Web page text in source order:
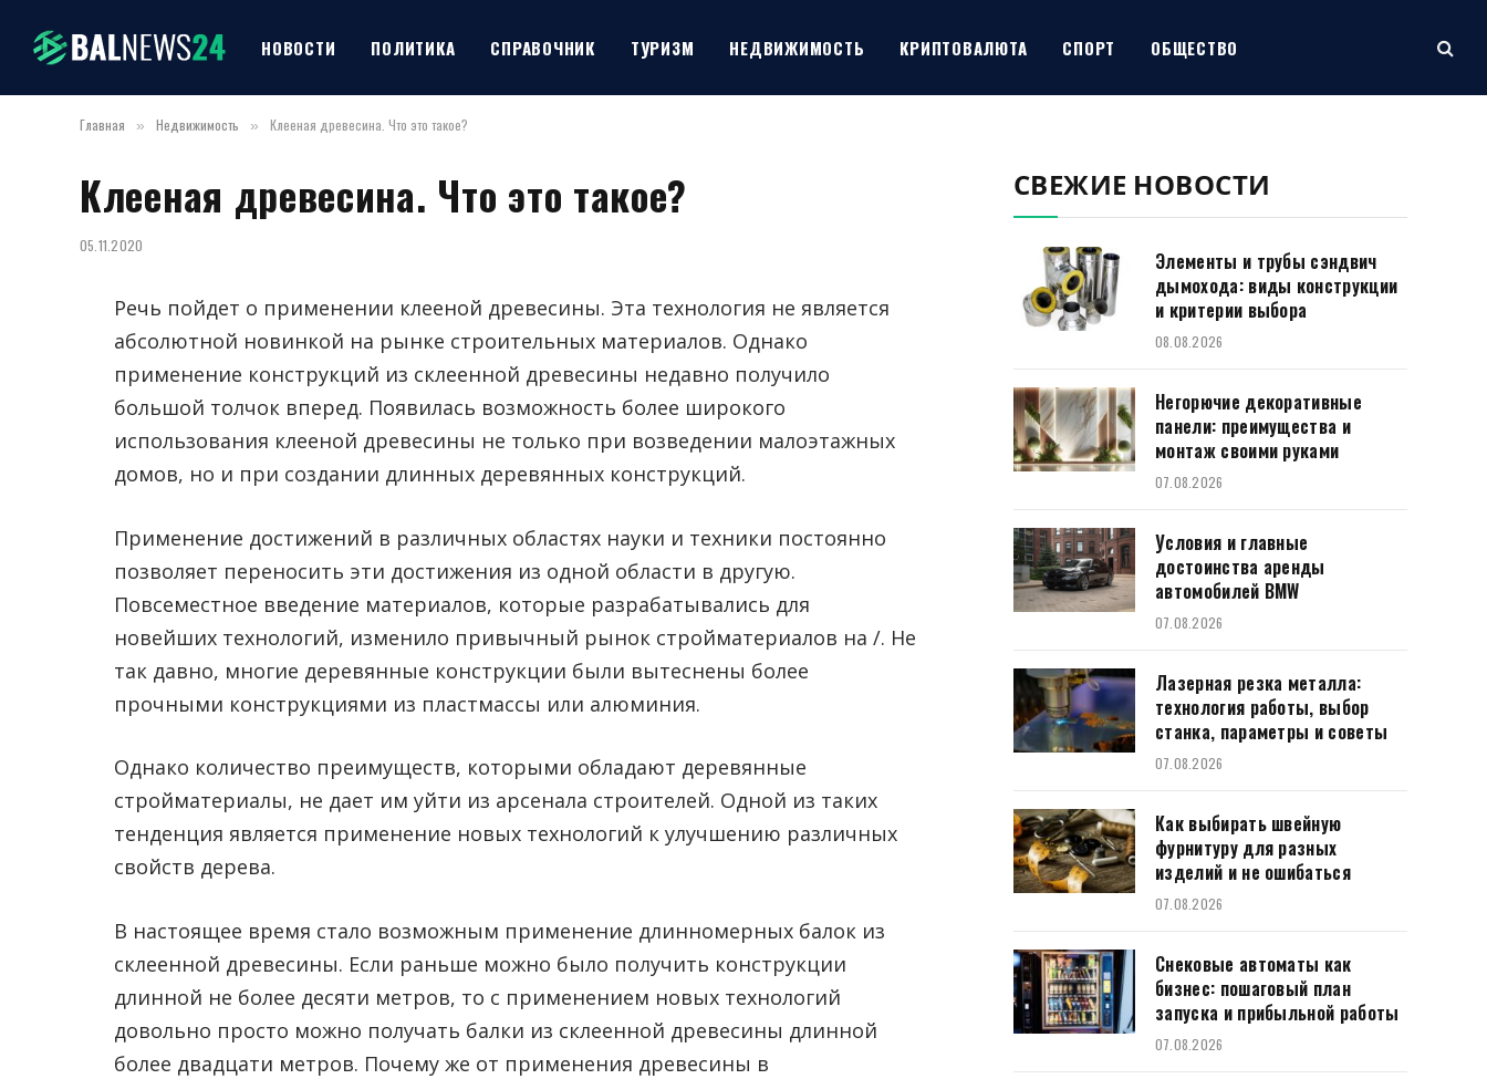
НОВОСТИ ПОЛИТИКА СПРАВОЧНИК ТУРИЗМ НЕДВИЖИМОСТЬ КРИПТОВАЛЮТА СПОРТ ОБЩЕСТВО
Главная » Недвижимость » Клееная древесина. Что это такое?
Клееная древесина. Что это такое?
05.11.2020
Речь пойдет о применении клееной древесины. Эта технология не является
абсолютной новинкой на рынке строительных материалов. Однако
применение конструкций из склеенной древесины недавно получило
большой толчок вперед. Появилась возможность более широкого
использования клееной древесины не только при возведении малоэтажных
домов, но и при создании длинных деревянных конструкций.
Применение достижений в различных областях науки и техники постоянно
позволяет переносить эти достижения из одной области в другую.
Повсеместное введение материалов, которые разрабатывались для
новейших технологий, изменило привычный рынок стройматериалов на /. Не
так давно, многие деревянные конструкции были вытеснены более
прочными конструкциями из пластмассы или алюминия.
Однако количество преимуществ, которыми обладают деревянные
стройматериалы, не дает им уйти из арсенала строителей. Одной из таких
тенденция является применение новых технологий к улучшению различных
свойств дерева.
В настоящее время стало возможным применение длинномерных балок из
склеенной древесины. Если раньше можно было получить конструкции
длинной не более десяти метров, то с применением новых технологий
довольно просто можно получать балки из склеенной древесины длинной
более двадцати метров. Почему же от применения древесины в
СВЕЖИЕ НОВОСТИ
Элементы и трубы сэндвич
дымохода: виды конструкции
и критерии выбора
08.08.2026
Негорючие декоративные
панели: преимущества и
монтаж своими руками
07.08.2026
Условия и главные
достоинства аренды
автомобилей BMW
07.08.2026
Лазерная резка металла:
технология работы, выбор
станка, параметры и советы
07.08.2026
Как выбирать швейную
фурнитуру для разных
изделий и не ошибаться
07.08.2026
Снековые автоматы как
бизнес: пошаговый план
запуска и прибыльной работы
07.08.2026